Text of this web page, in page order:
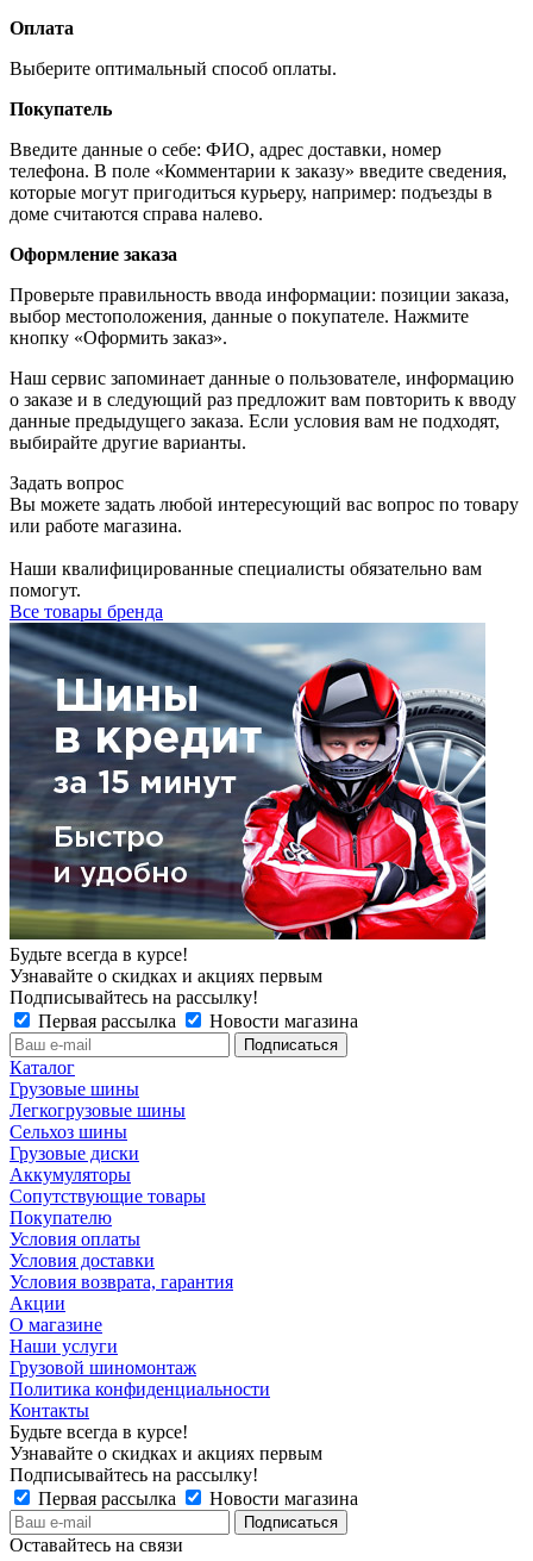
Оплата
Выберите оптимальный способ оплаты.
Покупатель
Введите данные о себе: ФИО, адрес доставки, номер
телефона. В поле «Комментарии к заказу» введите сведения,
которые могут пригодиться курьеру, например: подъезды в
доме считаются справа налево.
Оформление заказа
Проверьте правильность ввода информации: позиции заказа,
выбор местоположения, данные о покупателе. Нажмите
кнопку «Оформить заказ».
Наш сервис запоминает данные о пользователе, информацию
о заказе и в следующий раз предложит вам повторить к вводу
данные предыдущего заказа. Если условия вам не подходят,
выбирайте другие варианты.
Задать вопрос
Вы можете задать любой интересующий вас вопрос по товару
или работе магазина.
Наши квалифицированные специалисты обязательно вам
помогут.
Все товары бренда
Будьте всегда в курсе!
Узнавайте о скидках и акциях первым
Подписывайтесь на рассылку!
Первая рассылка
Новости магазина
Каталог
Грузовые шины
Легкогрузовые шины
Сельхоз шины
Грузовые диски
Аккумуляторы
Сопутствующие товары
Покупателю
Условия оплаты
Условия доставки
Условия возврата, гарантия
Акции
О магазине
Наши услуги
Грузовой шиномонтаж
Политика конфиденциальности
Контакты
Будьте всегда в курсе!
Узнавайте о скидках и акциях первым
Подписывайтесь на рассылку!
Первая рассылка
Новости магазина
Оставайтесь на связи